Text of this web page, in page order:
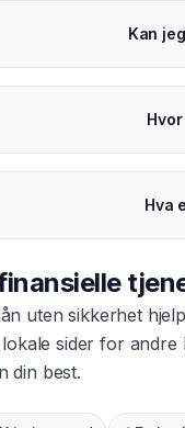
Kan
Hva
uten sikkerhet
sider for
din best.